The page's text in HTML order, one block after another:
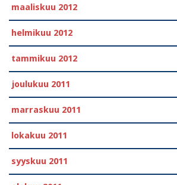
maaliskuu 2012
helmikuu 2012
tammikuu 2012
joulukuu 2011
marraskuu 2011
lokakuu 2011
syyskuu 2011